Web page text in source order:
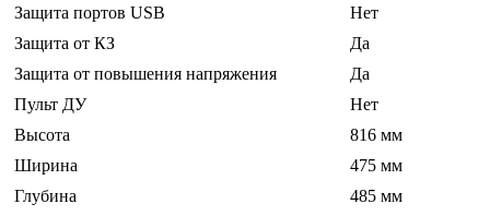
Защита портов USB
Нет
Защита от КЗ
Да
Защита от повышения напряжения
Да
Пульт ДУ
Нет
Высота
816 мм
Ширина
475 мм
Глубина
485 мм